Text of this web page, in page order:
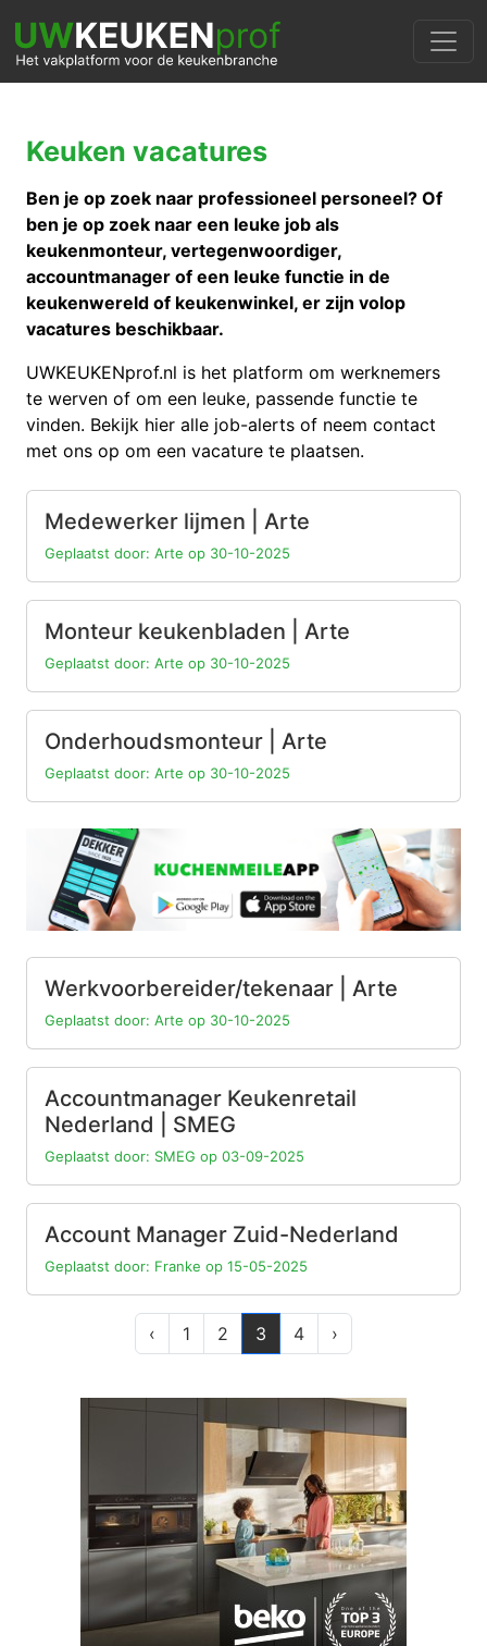
Keuken vacatures
Ben je op zoek naar professioneel personeel? Of
ben je op zoek naar een leuke job als
keukenmonteur, vertegenwoordiger,
accountmanager of een leuke functie in de
keukenwereld of keukenwinkel, er zijn volop
vacatures beschikbaar.
UWKEUKENprof.nl is het platform om werknemers
te werven of om een leuke, passende functie te
vinden. Bekijk hier alle job-alerts of neem contact
met ons op om een vacature te plaatsen.
Medewerker lijmen | Arte
Geplaatst door: Arte op 30-10-2025
Monteur keukenbladen | Arte
Geplaatst door: Arte op 30-10-2025
Onderhoudsmonteur | Arte
Geplaatst door: Arte op 30-10-2025
Werkvoorbereider/tekenaar | Arte
Geplaatst door: Arte op 30-10-2025
Accountmanager Keukenretail
Nederland | SMEG
Geplaatst door: SMEG op 03-09-2025
Account Manager Zuid-Nederland
Geplaatst door: Franke op 15-05-2025
‹ 1 2 3 4 ›